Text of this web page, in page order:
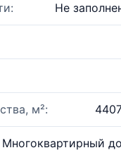
Не
м²:
Многоквартирный